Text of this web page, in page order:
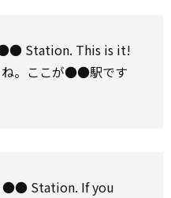
Station. This is it!
ね。ここが●●駅です
●● Station. If you